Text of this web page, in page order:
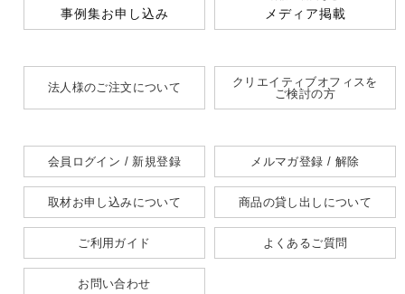
事例集お申し込み メディア掲載
法人様のご注文について
クリエイティブオフィスを
ご検討の方
会員ログイン / 新規登録 メルマガ登録 / 解除
取材お申し込みについて 商品の貸し出しについて
ご利用ガイド よくあるご質問
お問い合わせ